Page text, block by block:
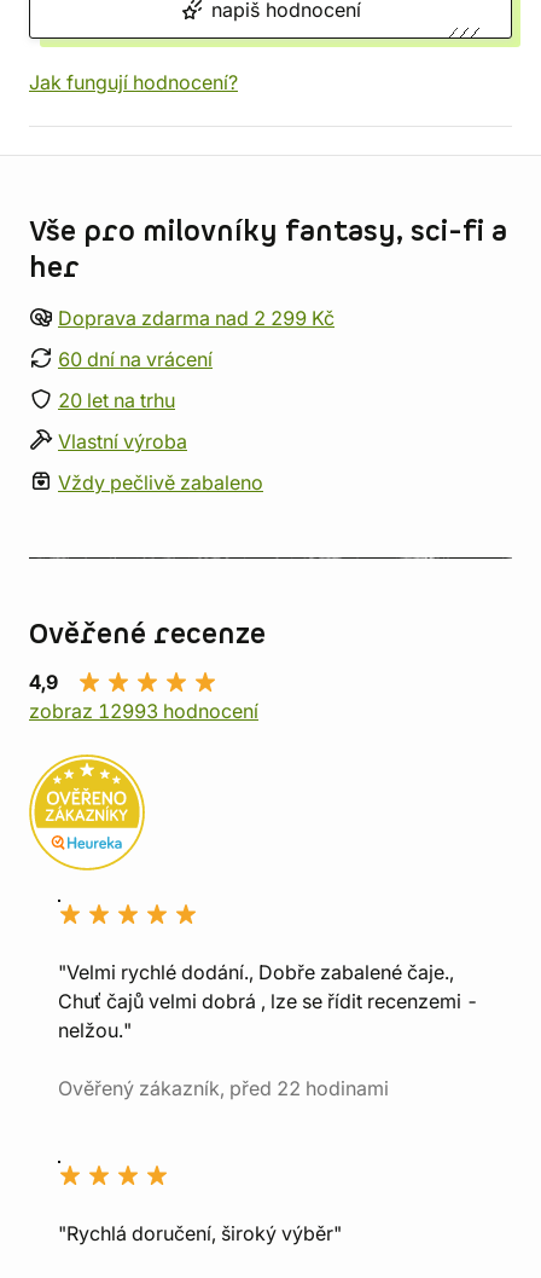
napiš hodnocení
Jak fungují hodnocení?
Vše pro milovníky fantasy, sci-fi a
her
Doprava zdarma nad 2 299 Kč
60 dní na vrácení
20 let na trhu
Vlastní výroba
Vždy pečlivě zabaleno
Ověřené recenze
4,9
zobraz 12993 hodnocení
"Velmi rychlé dodání., Dobře zabalené čaje.,
Chuť čajů velmi dobrá , lze se řídit recenzemi -
nelžou."
Ověřený zákazník, před 22 hodinami
"Rychlá doručení, široký výběr"